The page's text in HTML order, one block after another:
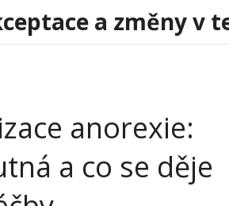
a změny v
anorexie:
a co se děje